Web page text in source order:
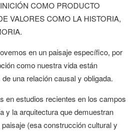
COMO PRODUCTO
VALORES COMO LA HISTORIA,
en un paisaje específico, por
como nuestra vida están
una relación causal y obligada.
en estudios recientes en los campos
y la arquitectura que demuestran
(esa construcción cultural y